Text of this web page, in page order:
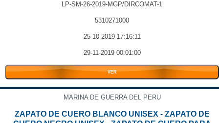
LP-SM-26-2019-MGP/DIRCOMAT-1
5310271000
25-10-2019 17:16:11
29-11-2019 00:01:00
VER
MARINA DE GUERRA DEL PERU
ZAPATO DE CUERO BLANCO UNISEX - ZAPATO DE